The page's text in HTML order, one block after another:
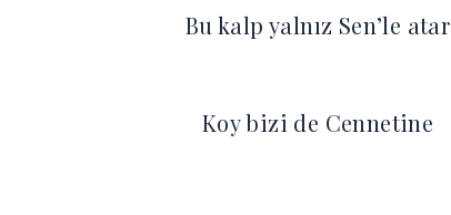
Bu kalp yalnız Sen’le atar
Koy bizi de Cennetine